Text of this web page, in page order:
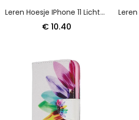
Leren Hoesje IPhone 11 Lichtblauw Magenta Telefoonhoesje Geschilderde Vlinders En Bloemen
€ 10.40